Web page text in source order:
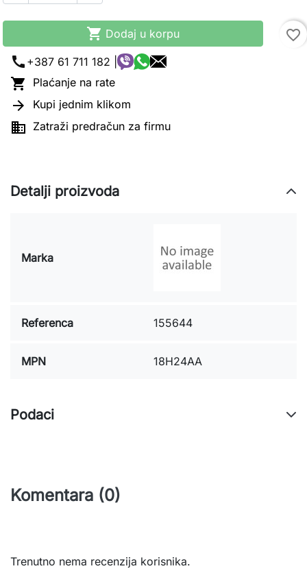
 Dodaj u korpu
favorite_border
call +387 61 711 182 |
 Plaćanje na rate
 Kupi jednim klikom
 Zatraži predračun za firmu
Detalji proizvoda
Marka
Referenca 155644
MPN 18H24AA
Podaci
Komentara (0)
Trenutno nema recenzija korisnika.